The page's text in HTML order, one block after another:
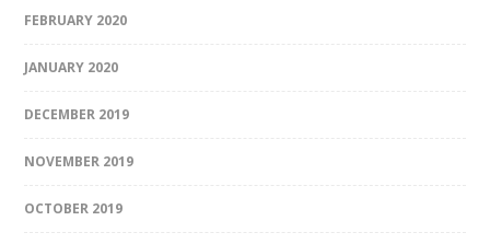
FEBRUARY 2020
JANUARY 2020
DECEMBER 2019
NOVEMBER 2019
OCTOBER 2019